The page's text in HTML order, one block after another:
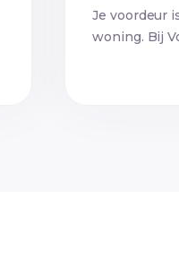
Je voordeur
woning. Bij